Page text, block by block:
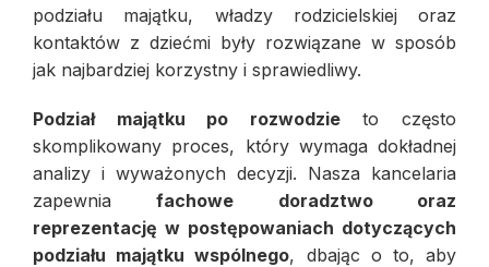
podziału majątku, władzy rodzicielskiej oraz
kontaktów z dziećmi były rozwiązane w sposób
jak najbardziej korzystny i sprawiedliwy.
Podział majątku po rozwodzieto często
skomplikowany proces, który wymaga dokładnej
analizy i wyważonych decyzji. Nasza kancelaria
zapewniafachowe doradztwo oraz
reprezentację w postępowaniach dotyczących
podziału majątku wspólnego, dbając o to, aby